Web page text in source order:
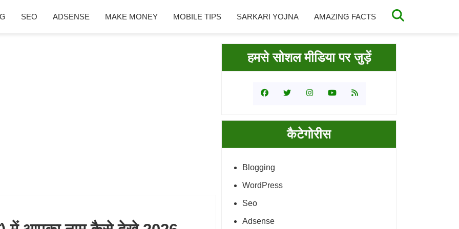
SEO ADSENSE MAKE MONEY MOBILE TIPS SARKARI YOJNA AMAZING FACTS
Primary
Sidebar
हमसे सोशल मीडिया पर जुड़ें
कैटेगोरीस
Blogging
WordPress
Seo
Adsense